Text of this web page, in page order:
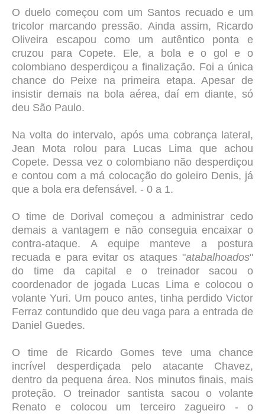
O duelo começou com um Santos recuado e um
tricolor marcando pressão. Ainda assim, Ricardo
Oliveira escapou como um autêntico ponta e
cruzou para Copete. Ele, a bola e o gol e o
colombiano desperdiçou a finalização. Foi a única
chance do Peixe na primeira etapa. Apesar de
insistir demais na bola aérea, daí em diante, só
deu São Paulo.
Na volta do intervalo, após uma cobrança lateral,
Jean Mota rolou para Lucas Lima que achou
Copete. Dessa vez o colombiano não desperdiçou
e contou com a má colocação do goleiro Denis, já
que a bola era defensável. - 0 a 1.
O time de Dorival começou a administrar cedo
demais a vantagem e não conseguia encaixar o
contra-ataque. A equipe manteve a postura
recuada e para evitar os ataques "atabalhoados"
do time da capital e o treinador sacou o
coordenador de jogada Lucas Lima e colocou o
volante Yuri. Um pouco antes, tinha perdido Victor
Ferraz contundido que deu vaga para a entrada de
Daniel Guedes.
O time de Ricardo Gomes teve uma chance
incrível desperdiçada pelo atacante Chavez,
dentro da pequena área. Nos minutos finais, mais
proteção. O treinador santista sacou o volante
Renato e colocou um terceiro zagueiro - o